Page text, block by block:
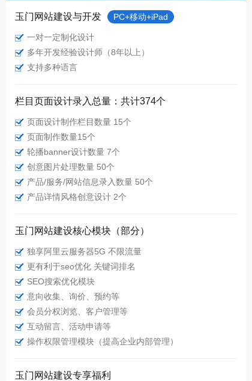
玉门网站建设与开发 PC+移动+iPad
一对一定制化设计
多年开发经验设计师（8年以上）
支持多种语言
栏目页面设计录入总量：共计374个
页面设计制作栏目数量 15个
页面制作数量15个
轮播banner设计数量 7个
创意图片处理数量 50个
产品/服务/网站信息录入数量 50个
产品详情风格创意设计 2个
玉门网站建设核心模块（部分）
独享阿里云服务器5G 不限流量
更有利于seo优化 关键词排名
SEO搜索优化模块
意向收集、询价、预约等
会员分权浏览、客户管理等
互动留言、活动申请等
操作权限管理模块（提高企业内部管理）
玉门网站建设专享福利